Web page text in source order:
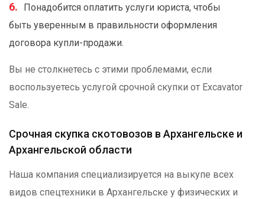
Понадобится оплатить услуги юриста, чтобы
быть уверенным в правильности оформления
договора купли-продажи.
Вы не столкнетесь с этими проблемами, если
воспользуетесь услугой срочной скупки от Excavator
Sale.
Срочная скупка скотовозов в Архангельске и
Архангельской области
Наша компания специализируется на выкупе всех
видов спецтехники в Архангельске у физических и